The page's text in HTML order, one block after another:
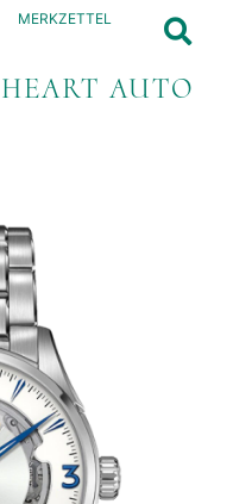
MERKZETTEL
AUTO